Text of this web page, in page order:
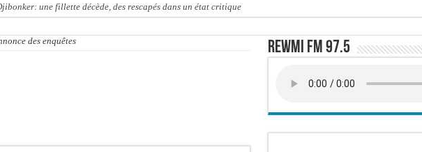
une fillette décède, des rescapés dans un état critique
et des sports Guéladio Ba en tournée, un important lot de matériels sanitaire octroyé
financements de la Banque mondiale d’un montant global de 220,71 milliards de francs CFA
des enquêtes Rewmi FM 97.5